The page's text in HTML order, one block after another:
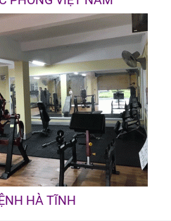
HÀ TĨNH